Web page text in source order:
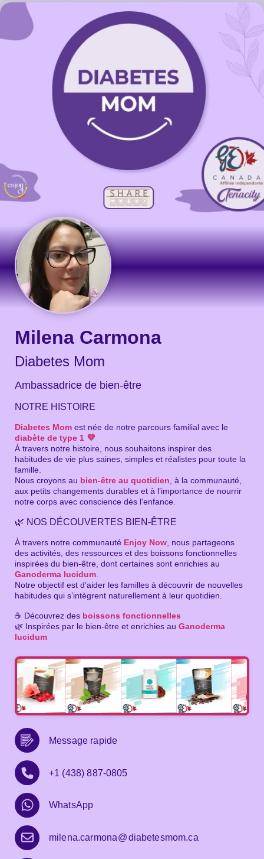
Milena Carmona
Diabetes Mom
Ambassadrice de bien-être
NOTRE HISTOIRE
Diabetes Mom est née de notre parcours familial avec le
diabète de type 1 💜
À travers notre histoire, nous souhaitons inspirer des
habitudes de vie plus saines, simples et réalistes pour toute la
famille.
Nous croyons au bien-être au quotidien , à la communauté,
aux petits changements durables et à l’importance de nourrir
notre corps avec conscience dès l’enfance.
🌿 NOS DÉCOUVERTES BIEN-ÊTRE
À travers notre communauté Enjoy Now , nous partageons
des activités, des ressources et des boissons fonctionnelles
inspirées du bien-être, dont certaines sont enrichies au
Ganoderma lucidum
Notre objectif est d’aider les familles à découvrir de nouvelles
habitudes qui s’intègrent naturellement à leur quotidien.
☕ Découvrez des boissons fonctionnelles
🌿 Inspirées par le bien-être et enrichies au Ganoderma
lucidum
Message rapide
+1 (438) 887-0805
WhatsApp
milena.carmona@diabetesmom.ca